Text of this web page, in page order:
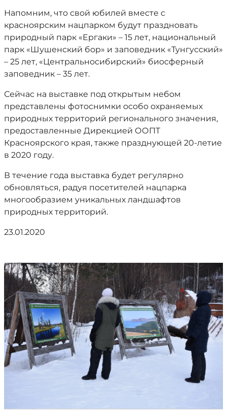
Напомним, что свой юбилей вместе с
красноярским нацпарком будут праздновать
природный парк «Ергаки» – 15 лет, национальный
парк «Шушенский бор» и заповедник «Тунгусский»
– 25 лет, «Центральносибирский» биосферный
заповедник – 35 лет.
Сейчас на выставке под открытым небом
представлены фотоснимки особо охраняемых
природных территорий регионального значения,
предоставленные Дирекцией ООПТ
Красноярского края, также празднующей 20-летие
в 2020 году.
В течение года выставка будет регулярно
обновляться, радуя посетителей нацпарка
многообразием уникальных ландшафтов
природных территорий.
23.01.2020